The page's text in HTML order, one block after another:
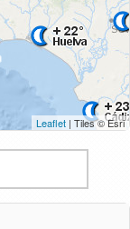
Leaflet | Tiles © Esri